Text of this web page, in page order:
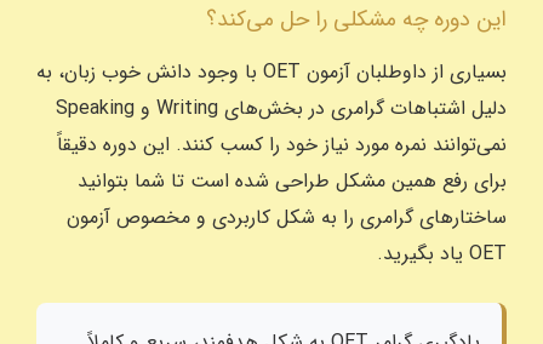
این دوره چه مشکلی را حل می‌کند؟
بسیاری از داوطلبان آزمون OET با وجود دانش خوب زبان، به
دلیل اشتباهات گرامری در بخش‌های Writing و Speaking
نمی‌توانند نمره مورد نیاز خود را کسب کنند. این دوره دقیقاً
برای رفع همین مشکل طراحی شده است تا شما بتوانید
ساختارهای گرامری را به شکل کاربردی و مخصوص آزمون
OET یاد بگیرید.